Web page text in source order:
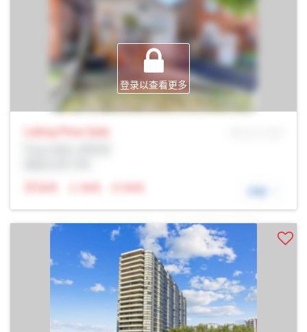
登录以查看更多
Listing Price Sale
N/A
N/A N/A 详细